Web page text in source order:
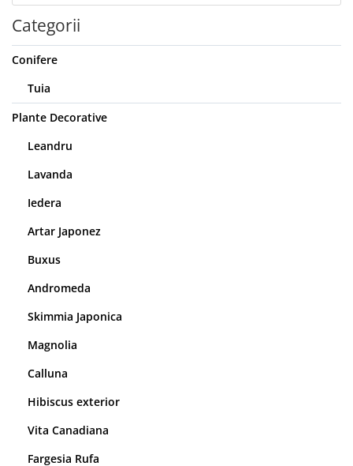
Categorii
Conifere
Tuia
Plante Decorative
Leandru
Lavanda
Iedera
Artar Japonez
Buxus
Andromeda
Skimmia Japonica
Magnolia
Calluna
Hibiscus exterior
Vita Canadiana
Fargesia Rufa